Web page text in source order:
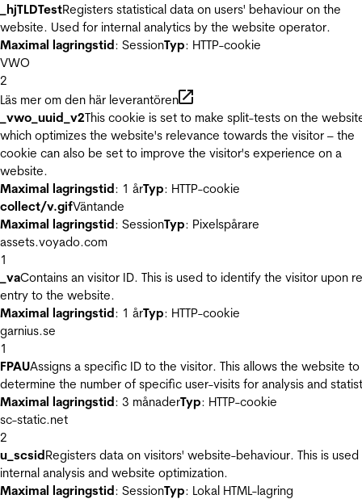
_hjTLDTestRegisters statistical data on users' behaviour on the
website. Used for internal analytics by the website operator.
Maximal lagringstid: SessionTyp: HTTP-cookie
VWO
2
Läs mer om den här leverantören
_vwo_uuid_v2This cookie is set to make split-tests on the
which optimizes the website's relevance towards the visitor – the
cookie can also be set to improve the visitor's experience on a
website.
Maximal lagringstid: 1 årTyp: HTTP-cookie
collect/v.gifVäntande
Maximal lagringstid: SessionTyp: Pixelspårare
assets.voyado.com
1
_vaContains an visitor ID. This is used to identify the visitor upon
entry to the website.
Maximal lagringstid: 1 årTyp: HTTP-cookie
garnius.se
1
FPAUAssigns a specific ID to the visitor. This allows the website to
determine the number of specific user-visits for analysis and
Maximal lagringstid: 3 månaderTyp: HTTP-cookie
sc-static.net
2
u_scsidRegisters data on visitors' website-behaviour. This is
internal analysis and website optimization.
Maximal lagringstid: SessionTyp: Lokal HTML-lagring